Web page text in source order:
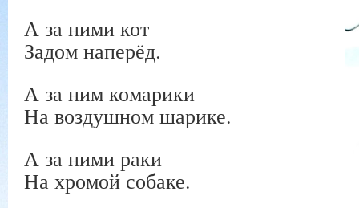
А за ними кот
Задом наперёд.
А за ним комарики
На воздушном шарике.
А за ними раки
На хромой собаке.